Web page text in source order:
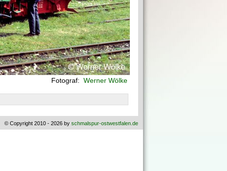
Fotograf: Werner Wölke
© Copyright 2010 - 2026 by schmalspur-ostwestfalen.de